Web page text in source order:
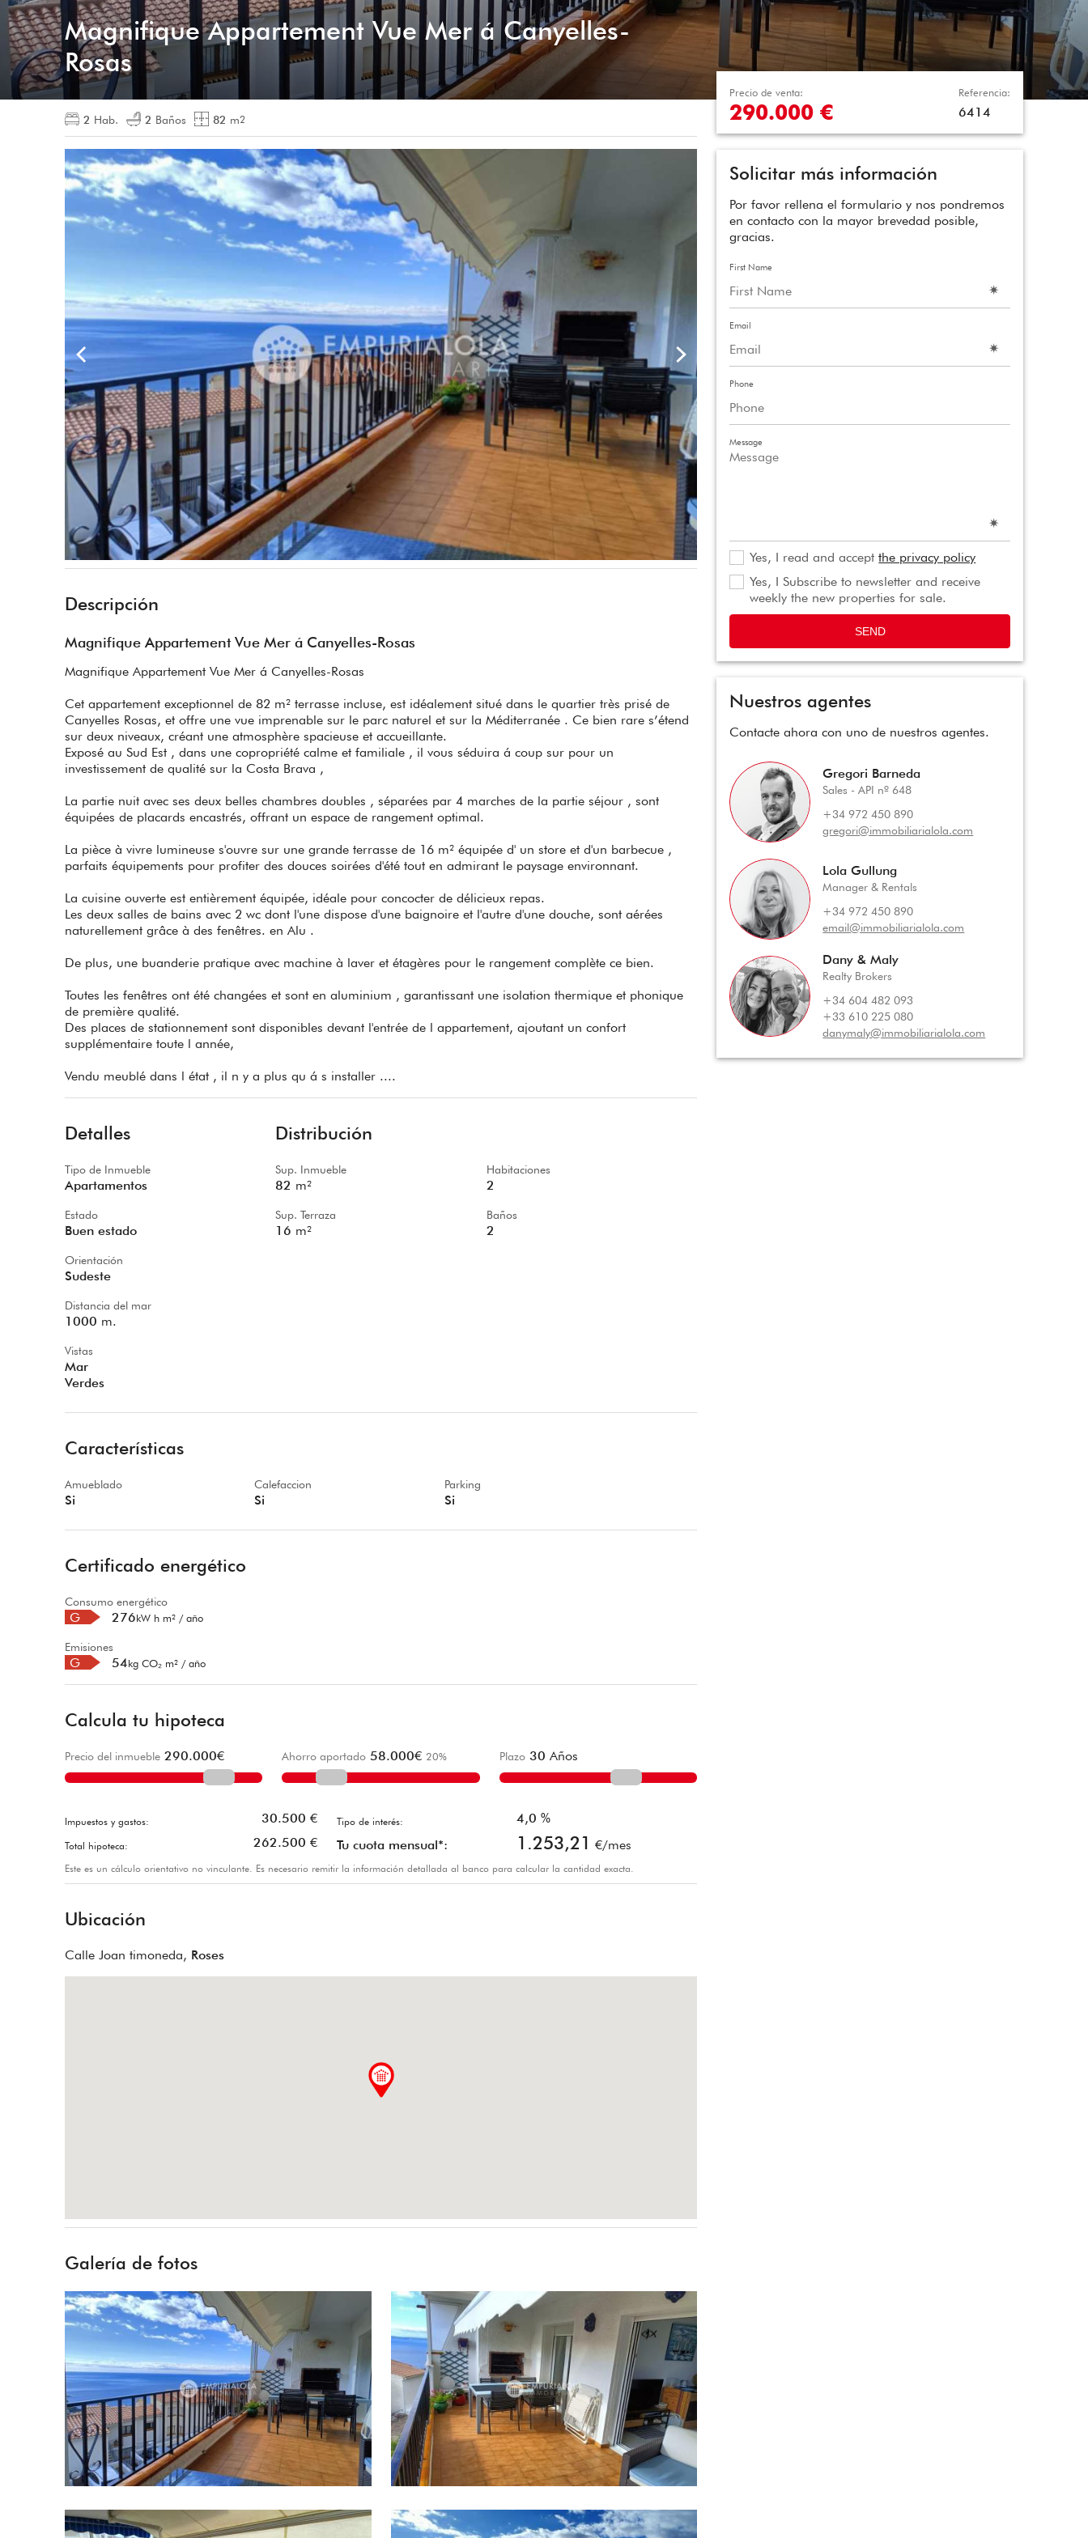
Magnifique Appartement Vue Mer á Canyelles-
Rosas
2 Hab. 2 Baños 82 m2
Descripción
Magnifique Appartement Vue Mer á Canyelles-Rosas
Magnifique Appartement Vue Mer á Canyelles-Rosas
Cet appartement exceptionnel de 82 m² terrasse incluse, est idéalement situé dans le quartier très prisé de
Canyelles Rosas, et offre une vue imprenable sur le parc naturel et sur la Méditerranée . Ce bien rare s’étend
sur deux niveaux, créant une atmosphère spacieuse et accueillante.
Exposé au Sud Est , dans une copropriété calme et familiale , il vous séduira á coup sur pour un
investissement de qualité sur la Costa Brava ,
La partie nuit avec ses deux belles chambres doubles , séparées par 4 marches de la partie séjour , sont
équipées de placards encastrés, offrant un espace de rangement optimal.
La pièce à vivre lumineuse s'ouvre sur une grande terrasse de 16 m² équipée d' un store et d'un barbecue ,
parfaits équipements pour profiter des douces soirées d'été tout en admirant le paysage environnant.
La cuisine ouverte est entièrement équipée, idéale pour concocter de délicieux repas.
Les deux salles de bains avec 2 wc dont l'une dispose d'une baignoire et l'autre d'une douche, sont aérées
naturellement grâce à des fenêtres. en Alu .
De plus, une buanderie pratique avec machine à laver et étagères pour le rangement complète ce bien.
Toutes les fenêtres ont été changées et sont en aluminium , garantissant une isolation thermique et phonique
de première qualité.
Des places de stationnement sont disponibles devant l'entrée de l appartement, ajoutant un confort
supplémentaire toute l année,
Vendu meublé dans l état , il n y a plus qu á s installer ....
Detalles
Tipo de Inmueble
Apartamentos
Estado
Buen estado
Orientación
Sudeste
Distancia del mar
1000 m.
Vistas
Mar
Verdes
Distribución
Sup. Inmueble
82 m²
Sup. Terraza
16 m²
Habitaciones
2
Baños
2
Características
Amueblado
Si
Calefaccion
Si
Parking
Si
Certificado energético
Consumo energético
G 276kW h m² / año
Emisiones
G 54kg CO₂ m² / año
Calcula tu hipoteca
Precio del inmueble 290.000€ Ahorro aportado 58.000€ 20% Plazo 30 Años
Impuestos y gastos: 30.500 €
Total hipoteca: 262.500 €
Tipo de interés: 4,0 %
Tu cuota mensual*:
1.253,21 €/mes
Este es un cálculo orientativo no vinculante. Es necesario remitir la información detallada al banco para calcular la cantidad exacta.
Ubicación
Calle Joan timoneda, Roses
Galería de fotos
Precio de venta:
290.000 €
Referencia:
6414
Solicitar más información
Por favor rellena el formulario y nos pondremos
en contacto con la mayor brevedad posible,
gracias.
First Name
Email
Phone
Message
Yes, I read and acceptthe privacy policy
Yes, I Subscribe to newsletter and receive
weekly the new properties for sale.
SEND
Nuestros agentes
Contacte ahora con uno de nuestros agentes.
Gregori Barneda
Sales - API nº 648
+34 972 450 890
gregori@immobiliarialola.com
Lola Gullung
Manager & Rentals
+34 972 450 890
email@immobiliarialola.com
Dany & Maly
Realty Brokers
+34 604 482 093
+33 610 225 080
danymaly@immobiliarialola.com